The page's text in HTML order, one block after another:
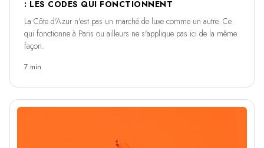
: LES CODES QUI FONCTIONNENT
La Côte d'Azur n'est pas un marché de luxe comme un autre. Ce
qui fonctionne à Paris ou ailleurs ne s'applique pas ici de la même
façon.
7 min